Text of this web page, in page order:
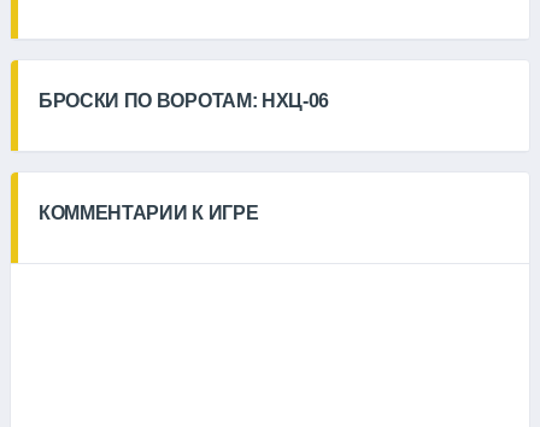
БРОСКИ ПО ВОРОТАМ: НХЦ-06
КОММЕНТАРИИ К ИГРЕ